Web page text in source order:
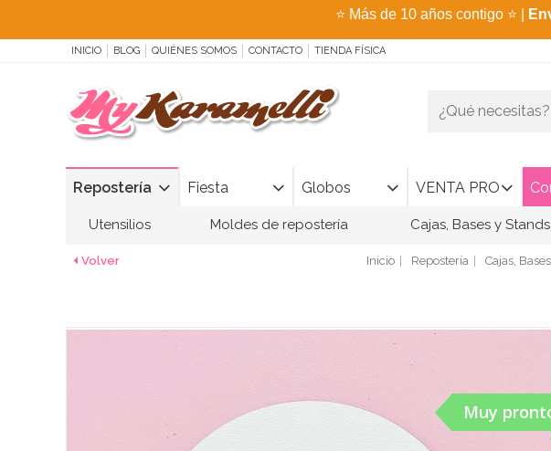
⭐ Más de 10 años contigo ⭐
INICIO BLOG QUIÉNES SOMOS CONTACTO TIENDA FÍSICA
Repostería Fiesta Globos VENTA PRO
Utensilios Moldes de repostería Cajas, Bases y Stands
Volver Inicio Repostería Cajas,
Muy